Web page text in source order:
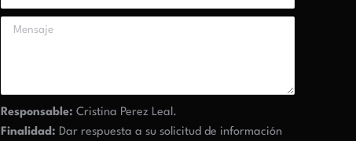
Responsable: Cristina Perez Leal.
Finalidad: Dar respuesta a su solicitud de información